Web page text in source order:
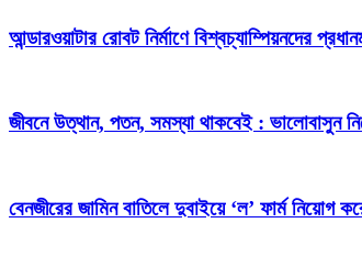
আন্ডারওয়াটার রোবট নির্মাণে বিশ্বচ্যাম্পিয়নদের
জীবনে উত্থান, পতন, সমস্যা থাকবেই : ভালোবাসুন
বেনজীরের জামিন বাতিলে দুবাইয়ে ‌‘ল’ ফার্ম নিয়োগ